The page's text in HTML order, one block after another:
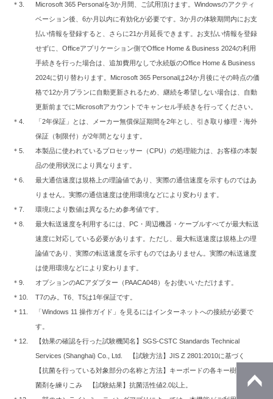
＊3.
Microsoft 365 Personalを3か月間、ご試用頂けます。Windowsのアクティ
ベーション後、6か月以内に有効化が必要です。3か月の体験期間内にお支
払い情報を登録すると、さらに21か月延長できます。お支払い情報を登録
せずに、Officeアプリケーション側でOffice Home & Business 2024の利用
手続きを行った場合は、追加費用なしで永続版のOffice Home & Business
2024に切り替わります。Microsoft 365 Personalは24か月後にその時点の価
格で12か月プランに自動更新されるため、継続を希望しない場合は、自動
更新前までにMicrosoftアカウントでキャンセル手続きを行ってください。
＊4.
「2年保証」とは、メーカー無償保証期間を2年とし、引き取り修理・海外
保証（制限付）が2年間となります。
＊5.
本製品に使われているプロセッサー（CPU）の処理能力は、お客様の本製
品の使用状況により異なります。
＊6.
最大通信速度は規格上の理論値であり、実際の通信速度を示すものではあ
りません。実際の通信速度は使用環境などにより変わります。
＊7.
環境により数値は異なるため参考値です。
＊8.
最大転送速度を利用するには、PC・周辺機器・ケーブルすべてが最大転送
速度に対応している必要があります。ただし、最大転送速度は規格上の理
論値であり、実際の転送速度を示すものではありません。実際の転送速度
は使用環境などにより変わります。
＊9.
オプションのACアダプター（PAACA048）をお使いいただけます。
＊10.
T7のみ。T6、T5は1年保証です。
＊11.
「Windows 11 操作ガイド」を見るにはインターネットへの接続が必要で
す。
＊12.
【効果の確認を行った試験機関名】SGS-CSTC Standards Technical
Services (Shanghai) Co., Ltd. 【試験方法】JIS Z 2801:2010に基づく
【抗菌を行っている対象部分の名称と方法】キーボードの各キー樹脂に抗
菌剤を練りこみ 【試験結果】抗菌活性値2.0以上。